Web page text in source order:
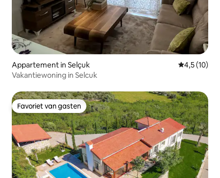
Appartement in Selçuk
4,5 (10)
Vakantiewoning in Selcuk
Favoriet van gasten
Favoriet van gasten